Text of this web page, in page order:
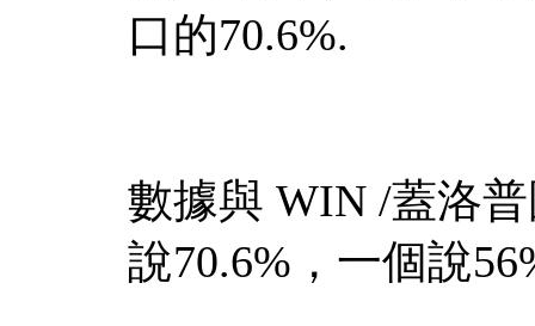
口的70.6%.
數據與 WIN /蓋洛
說70.6%，一個說